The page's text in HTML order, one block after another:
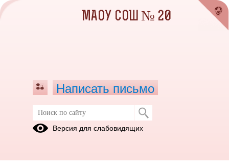
Правила безопасного поведения на
водоемах
МАОУ СОШ № 20
Написать письмо
Версия для слабовидящих